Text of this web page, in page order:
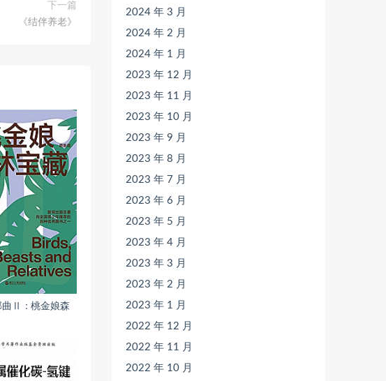
下一篇
《结伴养老》
曲Ⅱ：桃金娘森
2024 年 3 月
2024 年 2 月
2024 年 1 月
2023 年 12 月
2023 年 11 月
2023 年 10 月
2023 年 9 月
2023 年 8 月
2023 年 7 月
2023 年 6 月
2023 年 5 月
2023 年 4 月
2023 年 3 月
2023 年 2 月
2023 年 1 月
2022 年 12 月
2022 年 11 月
2022 年 10 月